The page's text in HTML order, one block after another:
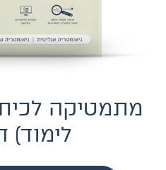
לימוד)